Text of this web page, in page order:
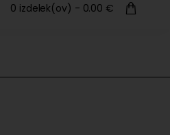
0 izdelek(ov) - 0.00 €